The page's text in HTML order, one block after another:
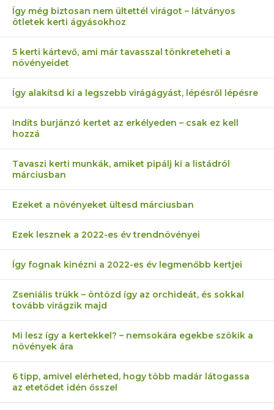
Így még biztosan nem ültettél virágot – látványos
ötletek kerti ágyásokhoz
5 kerti kártevő, ami már tavasszal tönkreteheti a
növényeidet
Így alakítsd ki a legszebb virágágyást, lépésről lépésre
Indíts burjánzó kertet az erkélyeden – csak ez kell
hozzá
Tavaszi kerti munkák, amiket pipálj ki a listádról
márciusban
Ezeket a növényeket ültesd márciusban
Ezek lesznek a 2022-es év trendnövényei
Így fognak kinézni a 2022-es év legmenőbb kertjei
Zseniális trükk – öntözd így az orchideát, és sokkal
tovább virágzik majd
Mi lesz így a kertekkel? – nemsokára egekbe szökik a
növények ára
6 tipp, amivel elérheted, hogy több madár látogassa
az etetődet idén ősszel